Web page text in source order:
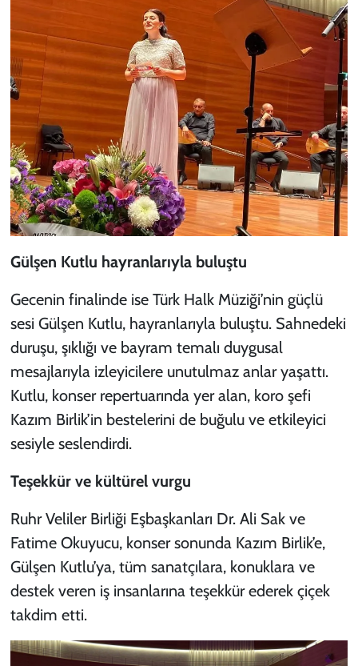
Gülşen Kutlu hayranlarıyla buluştu
Gecenin finalinde ise Türk Halk Müziği’nin güçlü
sesi Gülşen Kutlu, hayranlarıyla buluştu. Sahnedeki
duruşu, şıklığı ve bayram temalı duygusal
mesajlarıyla izleyicilere unutulmaz anlar yaşattı.
Kutlu, konser repertuarında yer alan, koro şefi
Kazım Birlik’in bestelerini de buğulu ve etkileyici
sesiyle seslendirdi.
Teşekkür ve kültürel vurgu
Ruhr Veliler Birliği Eşbaşkanları Dr. Ali Sak ve
Fatime Okuyucu, konser sonunda Kazım Birlik’e,
Gülşen Kutlu’ya, tüm sanatçılara, konuklara ve
destek veren iş insanlarına teşekkür ederek çiçek
takdim etti.